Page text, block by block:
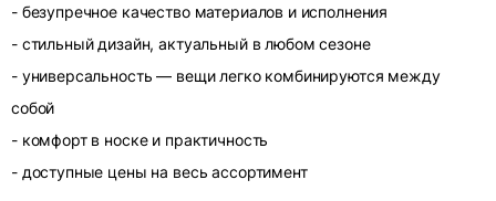
- безупречное качество материалов и исполнения
- стильный дизайн, актуальный в любом сезоне
- универсальность — вещи легко комбинируются между
собой
- комфорт в носке и практичность
- доступные цены на весь ассортимент